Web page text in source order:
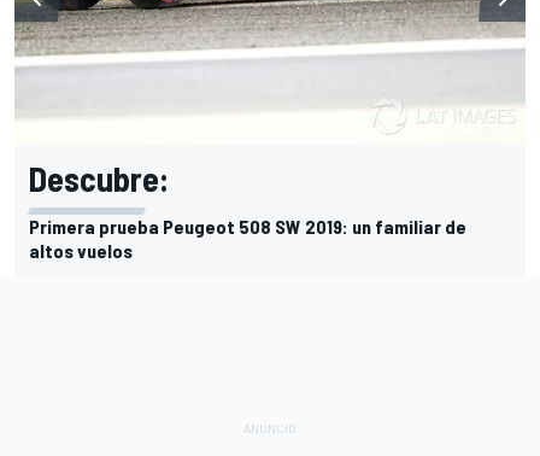
Descubre:
Primera prueba Peugeot 508 SW 2019: un familiar de
altos vuelos